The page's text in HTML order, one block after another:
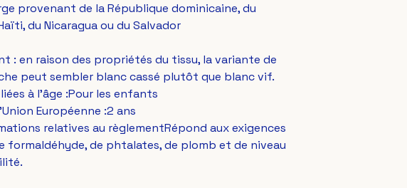
provenant de la République dominicaine, du
du Nicaragua ou du Salvador
: en raison des propriétés du tissu, la variante de
peut sembler blanc cassé plutôt que blanc vif.
à l'âge :Pour les enfants
Européenne :2 ans
relatives au règlementRépond aux exigences
formaldéhyde, de phtalates, de plomb et de niveau